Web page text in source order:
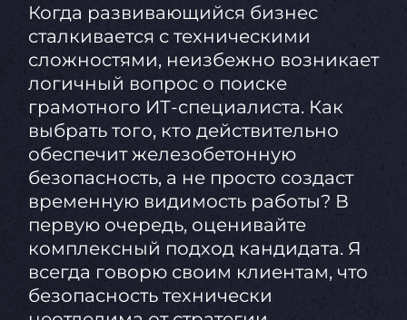
Когда развивающийся бизнес
сталкивается с техническими
сложностями, неизбежно возникает
логичный вопрос о поиске
грамотного ИТ-специалиста. Как
выбрать того, кто действительно
обеспечит железобетонную
безопасность, а не просто создаст
временную видимость работы? В
первую очередь, оценивайте
комплексный подход кандидата. Я
всегда говорю своим клиентам, что
безопасность технически